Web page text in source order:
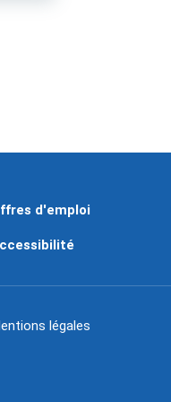
d'emploi
légales